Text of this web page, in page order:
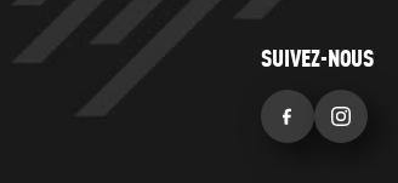
SUIVEZ-NOUS
Facebook